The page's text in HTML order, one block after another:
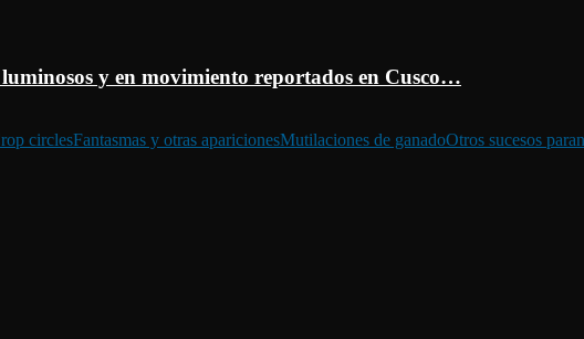
y en movimiento reportados en Cusco…
circlesFantasmas y otras aparicionesMutilaciones de ganadoOtros sucesos